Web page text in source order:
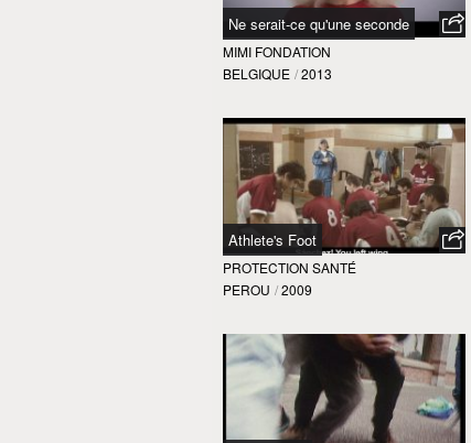
Ne serait-ce qu'une seconde
MIMI FONDATION
BELGIQUE / 2013
Athlete's Foot
PROTECTION SANTÉ
PEROU / 2009